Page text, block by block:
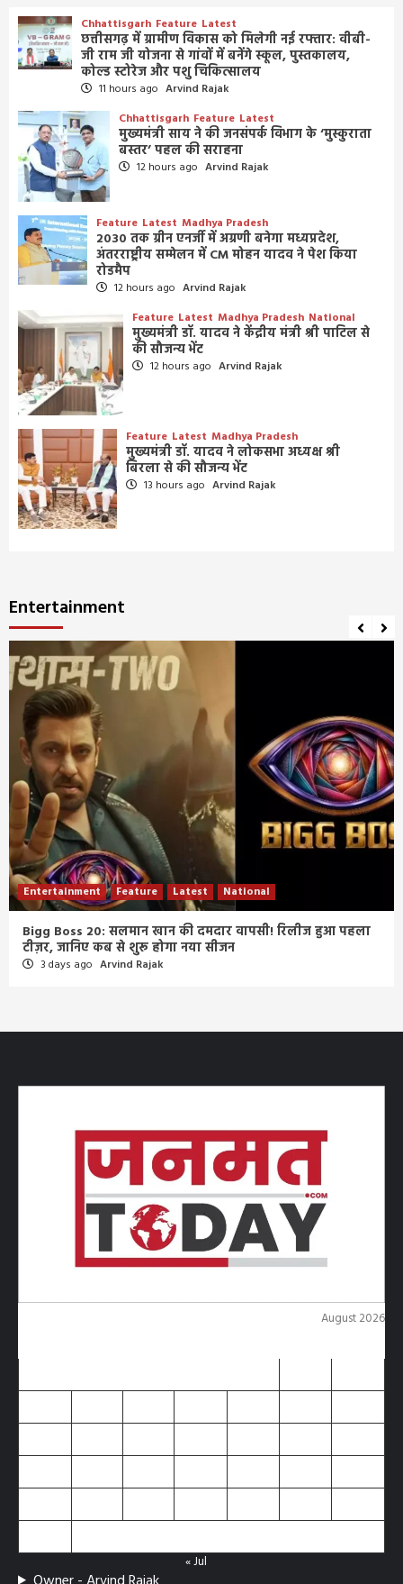
Chhattisgarh Feature Latest
छत्तीसगढ़ में ग्रामीण विकास को मिलेगी नई रफ्तार: वीबी-
जी राम जी योजना से गांवों में बनेंगे स्कूल, पुस्तकालय,
कोल्ड स्टोरेज और पशु चिकित्सालय
11 hours ago Arvind Rajak
Chhattisgarh Feature Latest
मुख्यमंत्री साय ने की जनसंपर्क विभाग के ‘मुस्कुराता
बस्तर’ पहल की सराहना
12 hours ago Arvind Rajak
Feature Latest Madhya Pradesh
2030 तक ग्रीन एनर्जी में अग्रणी बनेगा मध्यप्रदेश,
अंतरराष्ट्रीय सम्मेलन में CM मोहन यादव ने पेश किया
रोडमैप
12 hours ago Arvind Rajak
Feature Latest Madhya Pradesh National
मुख्यमंत्री डॉ. यादव ने केंद्रीय मंत्री श्री पाटिल से
की सौजन्य भेंट
12 hours ago Arvind Rajak
Feature Latest Madhya Pradesh
मुख्यमंत्री डॉ. यादव ने लोकसभा अध्यक्ष श्री
बिरला से की सौजन्य भेंट
13 hours ago Arvind Rajak
Entertainment
Entertainment Feature Latest National
Bigg Boss 20: सलमान खान की दमदार वापसी! रिलीज हुआ पहला
टीज़र, जानिए कब से शुरू होगा नया सीजन
3 days ago Arvind Rajak
August 2026
« Jul